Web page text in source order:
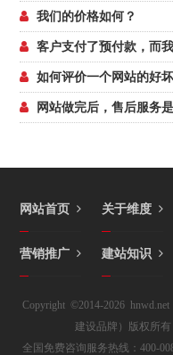
我们的价格如何？
客户支付了预付款，而
如何评价一个网站的好
网站做完后，售后服务
网站首页 关于维度
营销推广 建站知识
Copyright ©2014-2026
建设品牌）版权所有
全国免费咨询服务热线：400-